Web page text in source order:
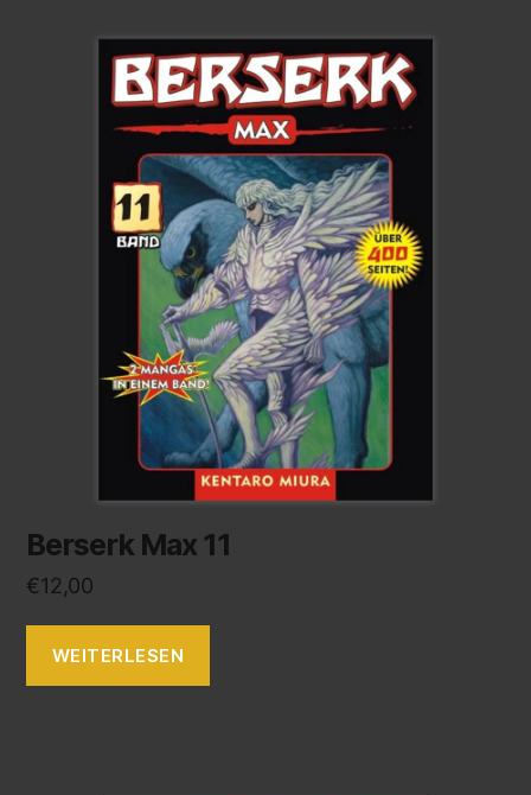
Berserk Max 11
€12,00
WEITERLESEN